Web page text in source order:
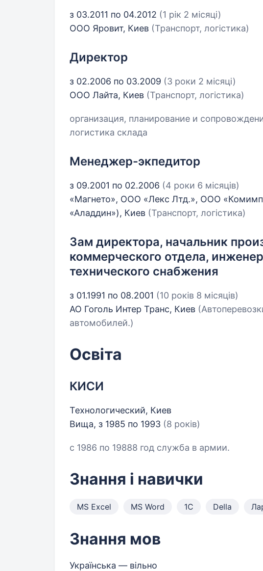
з 03.2011 по 04.2012 (1 рік 2 місяці)
ООО Яровит, Киев (Транспорт, логістика)
Директор
з 02.2006 по 03.2009 (3 роки 2 місяці)
ООО Лайта, Киев (Транспорт, логістика)
организация, планирование и
логистика склада
Менеджер-экпедитор
з 09.2001 по 02.2006 (4 роки 6 місяців)
«Магнето», ООО «Лекс Лтд.», ООО
«Аладдин»), Киев (Транспорт, логістика)
Зам директора, начальник
коммерческого отдела,
технического снабжения
з 01.1991 по 08.2001 (10 років 8 місяців)
АО Гоголь Интер Транс, Киев
автомобилей.)
Освіта
КИСИ
Технологический, Киев
Вища, з 1985 по 1993 (8 років)
с 1986 по 19888 год служба в армии.
Знання і навички
MS Excel MS Word 1С Della
Знання мов
Українська — вільно